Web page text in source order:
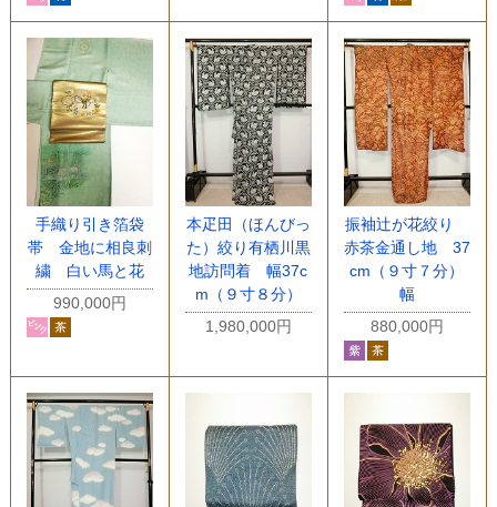
手織り引き箔袋
帯 金地に相良刺
繍 白い馬と花
990,000円
本疋田（ほんびっ
た）絞り有栖川黒
地訪問着 幅37c
m（９寸８分）
1,980,000円
振袖辻が花絞り
赤茶金通し地 37
cm（９寸７分）
幅
880,000円